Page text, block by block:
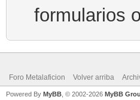
formularios
Foro Metalaficion Volver arriba
Powered By MyBB , © 2002-2026 MyBB